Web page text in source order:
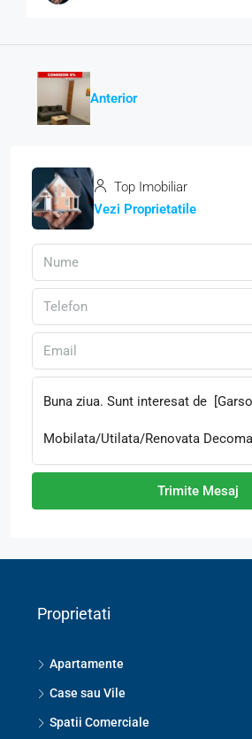
Anterior
Top Imobiliar
Vezi Proprietatile
Trimite Mesaj
Proprietati
Apartamente
Case sau Vile
Spatii Comerciale